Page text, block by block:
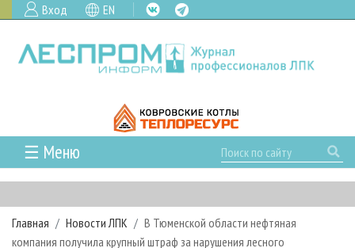
Вход EN
☰ Меню
ГЛАВНАЯ
РУБРИКИ И ТЕМЫ
РУБРИКИ ЖУРНАЛА
НОВОСТИ
Главная Новости ЛПК
В Тюменской области нефтяная
компания получила крупный штраф за нарушения лесного